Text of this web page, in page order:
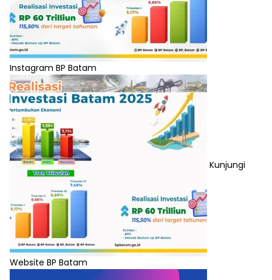
Instagram BP Batam
Kunjungi
Website BP Batam